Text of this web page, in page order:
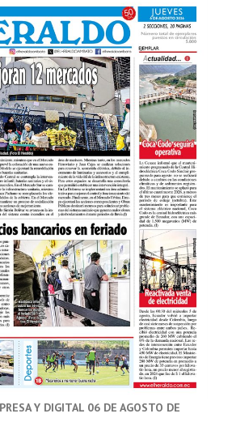
Y DIGITAL 06 DE AGOSTO DE